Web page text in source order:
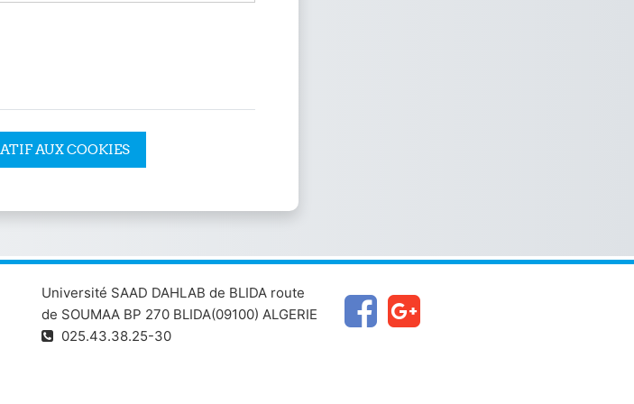
AUX COOKIES
Université SAAD DAHLAB de BLIDA route
de SOUMAA BP 270 BLIDA(09100) ALGERIE
025.43.38.25-30